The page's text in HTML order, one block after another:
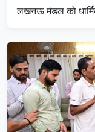
लखनऊ मंडल को